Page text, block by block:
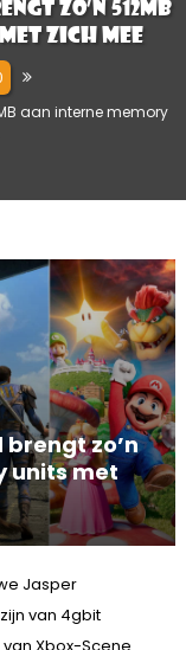
zo’n 512MB
zich mee
aan interne memory
zo’n
units met
Jasper
van 4gbit
Xbox-Scene